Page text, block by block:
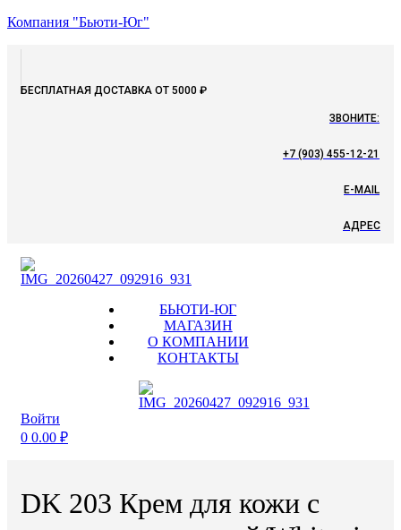
Компания "Бьюти-Юг"
БЕСПЛАТНАЯ ДОСТАВКА ОТ 5000 ₽
ЗВОНИТЕ:
+7 (903) 455-12-21
E-MAIL
АДРЕС
БЬЮТИ-ЮГ
МАГАЗИН
О КОМПАНИИ
КОНТАКТЫ
Войти
0 0.00 ₽
DK 203 Крем для кожи с